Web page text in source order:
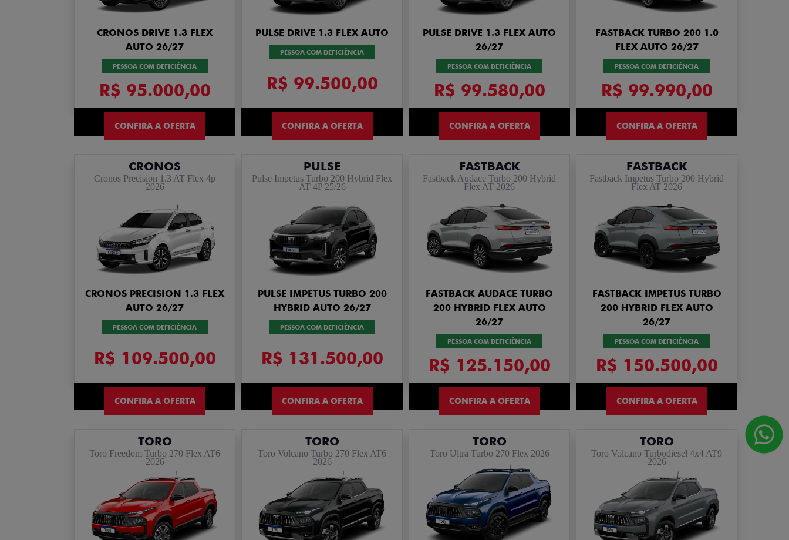
CRONOS DRIVE 1.3 FLEX
AUTO 26/27
PESSOA COM DEFICIÊNCIA
R$ 95.000,00
CONFIRA A OFERTA
PULSE DRIVE 1.3 FLEX AUTO
PESSOA COM DEFICIÊNCIA
R$ 99.500,00
CONFIRA A OFERTA
PULSE DRIVE 1.3 FLEX AUTO
26/27
PESSOA COM DEFICIÊNCIA
R$ 99.580,00
CONFIRA A OFERTA
FASTBACK TURBO 200 1.0
FLEX AUTO 26/27
PESSOA COM DEFICIÊNCIA
R$ 99.990,00
CONFIRA A OFERTA
CRONOS
Cronos Precision 1.3 AT Flex 4p
2026
CRONOS PRECISION 1.3 FLEX
AUTO 26/27
PESSOA COM DEFICIÊNCIA
R$ 109.500,00
CONFIRA A OFERTA
PULSE
Pulse Impetus Turbo 200 Hybrid Flex
AT 4P 25/26
PULSE IMPETUS TURBO 200
HYBRID AUTO 26/27
PESSOA COM DEFICIÊNCIA
R$ 131.500,00
CONFIRA A OFERTA
FASTBACK
Fastback Audace Turbo 200 Hybrid
Flex AT 2026
FASTBACK AUDACE TURBO
200 HYBRID FLEX AUTO
26/27
PESSOA COM DEFICIÊNCIA
R$ 125.150,00
CONFIRA A OFERTA
FASTBACK
Fastback Impetus Turbo 200 Hybrid
Flex AT 2026
FASTBACK IMPETUS TURBO
200 HYBRID FLEX AUTO
26/27
PESSOA COM DEFICIÊNCIA
R$ 150.500,00
CONFIRA A OFERTA
TORO
Toro Freedom Turbo 270 Flex AT6
2026
TORO
Toro Volcano Turbo 270 Flex AT6
2026
TORO
Toro Ultra Turbo 270 Flex 2026
TORO
Toro Volcano Turbodiesel 4x4 AT9
2026